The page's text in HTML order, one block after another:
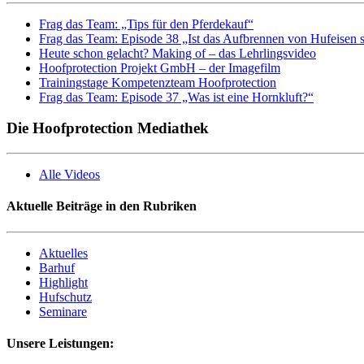
Frag das Team: „Tips für den Pferdekauf“
Frag das Team: Episode 38 „Ist das Aufbrennen von Hufeisen
Heute schon gelacht? Making of – das Lehrlingsvideo
Hoofprotection Projekt GmbH – der Imagefilm
Trainingstage Kompetenzteam Hoofprotection
Frag das Team: Episode 37 „Was ist eine Hornkluft?“
Die Hoofprotection Mediathek
Alle Videos
Aktuelle Beiträge in den Rubriken
Aktuelles
Barhuf
Highlight
Hufschutz
Seminare
Unsere Leistungen: